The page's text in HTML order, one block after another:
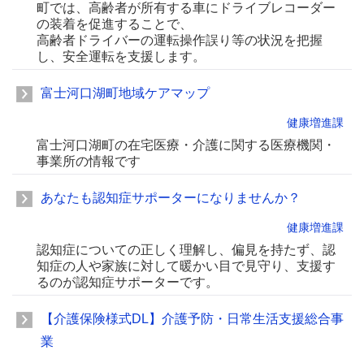
町では、高齢者が所有する車にドライブレコーダー
の装着を促進することで、
高齢者ドライバーの運転操作誤り等の状況を把握
し、安全運転を支援します。
富士河口湖町地域ケアマップ
健康増進課
富士河口湖町の在宅医療・介護に関する医療機関・
事業所の情報です
あなたも認知症サポーターになりませんか？
健康増進課
認知症についての正しく理解し、偏見を持たず、認
知症の人や家族に対して暖かい目で見守り、支援す
るのが認知症サポーターです。
【介護保険様式DL】介護予防・日常生活支援総合事
業